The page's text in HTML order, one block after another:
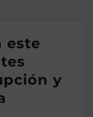
este
y